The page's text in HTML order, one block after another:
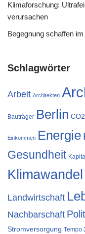
Klimaforschung:
verursachen
Begegnung schaffen
Schlagwörter
Arbeit Architekten
Bauträger Berlin CO2
Einkommen Energie
Gesundheit
Klimawandel
Landwirtschaft
Nachbarschaft
Stromversorgung Tempo